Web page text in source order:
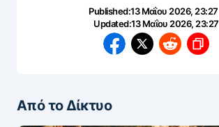
Published:13 Μαΐου 2026, 23:27
Updated:13 Μαΐου 2026, 23:27
Από το Δίκτυο